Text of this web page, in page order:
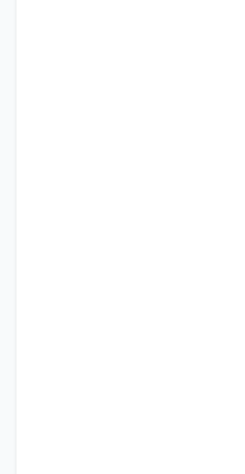
باشد
در محل
و پیام‌ها